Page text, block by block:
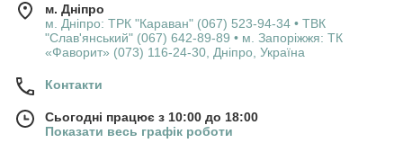
м. Дніпро
м. Дніпро: ТРК "Караван" (067) 523-94-34 • ТВК
"Слав'янський" (067) 642-89-89 • м. Запоріжжя: ТК
«Фаворит» (073) 116-24-30, Дніпро, Україна
Контакти
Сьогодні працює з 10:00 до 18:00
Показати весь графік роботи